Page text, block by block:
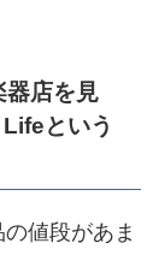
器店を見
という
値段があま